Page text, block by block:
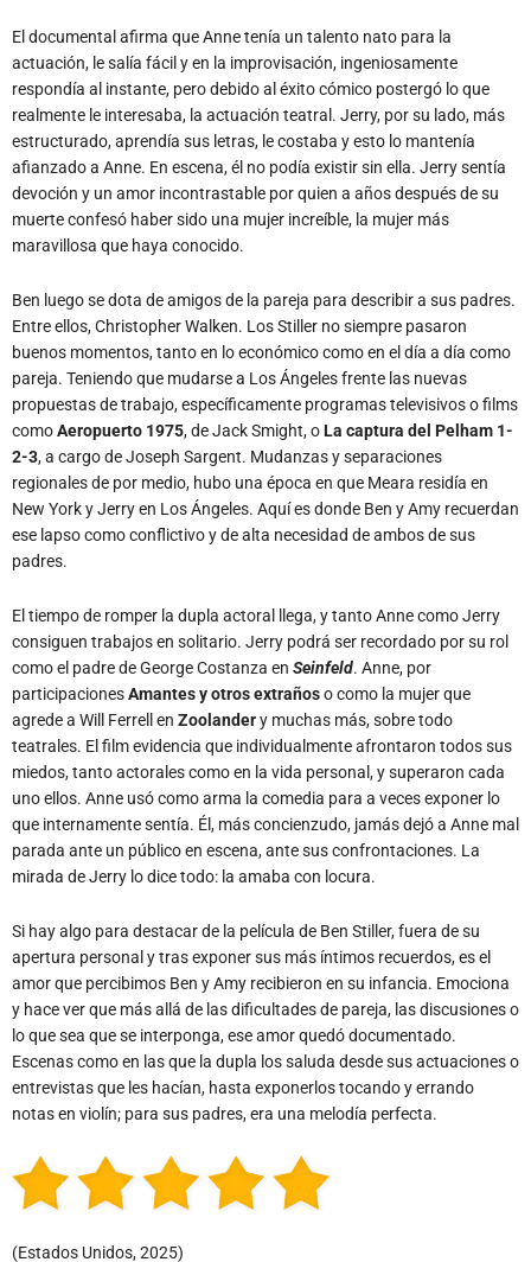
El documental afirma que Anne tenía un talento nato para la
actuación, le salía fácil y en la improvisación, ingeniosamente
respondía al instante, pero debido al éxito cómico postergó lo que
realmente le interesaba, la actuación teatral. Jerry, por su lado, más
estructurado, aprendía sus letras, le costaba y esto lo mantenía
afianzado a Anne. En escena, él no podía existir sin ella. Jerry sentía
devoción y un amor incontrastable por quien a años después de su
muerte confesó haber sido una mujer increíble, la mujer más
maravillosa que haya conocido.
Ben luego se dota de amigos de la pareja para describir a sus padres.
Entre ellos, Christopher Walken. Los Stiller no siempre pasaron
buenos momentos, tanto en lo económico como en el día a día como
pareja. Teniendo que mudarse a Los Ángeles frente las nuevas
propuestas de trabajo, específicamente programas televisivos o films
comoAeropuerto 1975, de Jack Smight, oLa captura del Pelham 1-
2-3, a cargo de Joseph Sargent. Mudanzas y separaciones
regionales de por medio, hubo una época en que Meara residía en
New York y Jerry en Los Ángeles. Aquí es donde Ben y Amy recuerdan
ese lapso como conflictivo y de alta necesidad de ambos de sus
padres.
El tiempo de romper la dupla actoral llega, y tanto Anne como Jerry
consiguen trabajos en solitario. Jerry podrá ser recordado por su rol
como el padre de George Costanza en Seinfeld. Anne, por
participacionesAmantes y otros extrañoso como la mujer que
agrede a Will Ferrell en Zoolandery muchas más, sobre todo
teatrales. El film evidencia que individualmente afrontaron todos sus
miedos, tanto actorales como en la vida personal, y superaron cada
uno ellos. Anne usó como arma la comedia para a veces exponer lo
que internamente sentía. Él, más concienzudo, jamás dejó a Anne mal
parada ante un público en escena, ante sus confrontaciones. La
mirada de Jerry lo dice todo: la amaba con locura.
Si hay algo para destacar de la película de Ben Stiller, fuera de su
apertura personal y tras exponer sus más íntimos recuerdos, es el
amor que percibimos Ben y Amy recibieron en su infancia. Emociona
y hace ver que más allá de las dificultades de pareja, las discusiones o
lo que sea que se interponga, ese amor quedó documentado.
Escenas como en las que la dupla los saluda desde sus actuaciones o
entrevistas que les hacían, hasta exponerlos tocando y errando
notas en violín; para sus padres, era una melodía perfecta.
(Estados Unidos, 2025)